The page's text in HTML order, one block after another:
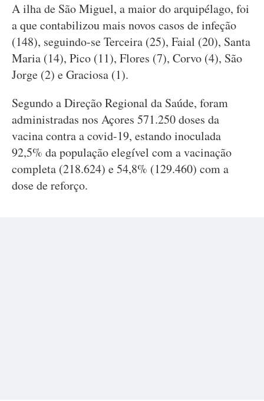
A ilha de São Miguel, a maior do arquipélago, foi
a que contabilizou mais novos casos de infeção
(148), seguindo-se Terceira (25), Faial (20), Santa
Maria (14), Pico (11), Flores (7), Corvo (4), São
Jorge (2) e Graciosa (1).
Segundo a Direção Regional da Saúde, foram
administradas nos Açores 571.250 doses da
vacina contra a covid-19, estando inoculada
92,5% da população elegível com a vacinação
completa (218.624) e 54,8% (129.460) com a
dose de reforço.